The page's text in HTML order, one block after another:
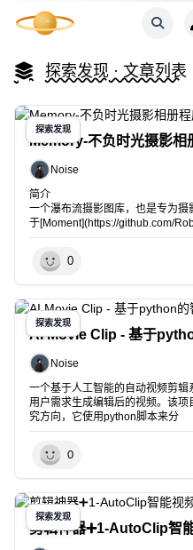
探索发现 · 文章列表
探索发现
Memory-不负时光摄影相
Noise
简介
一个瀑布流摄影图库，也是专为
于[Moment](https://github.com/
0
探索发现
AI Movie Clip - 基于
Noise
一个基于人工智能的自动视频剪
用户需求生成编辑后的视频。该
究方向，它使用python脚本来分
0
探索发现
剪辑神器➕1-AutoClip智